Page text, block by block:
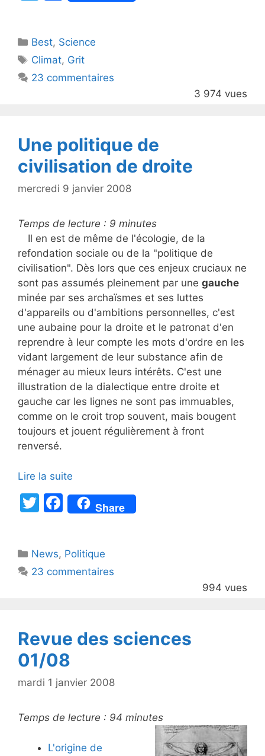
er
a
e
b
o
Catégories
Best, Science
Étiquettes
Climat, Grit
23 commentaires
3 974 vues
Une politique de
civilisation de droite
mercredi 9 janvier 2008
Temps de lecture : 9 minutes
Il en est de même de l'écologie, de la
refondation sociale ou de la "politique de
civilisation". Dès lors que ces enjeux cruciaux ne
sont pas assumés pleinement par une gauche
minée par ses archaïsmes et ses luttes
d'appareils ou d'ambitions personnelles, c'est
une aubaine pour la droite et le patronat d'en
reprendre à leur compte les mots d'ordre en les
vidant largement de leur substance afin de
ménager au mieux leurs intérêts. C'est une
illustration de la dialectique entre droite et
gauche car les lignes ne sont pas immuables,
comme on le croit trop souvent, mais bougent
toujours et jouent régulièrement à front
renversé.
Lire la suite
T
er
F
a
e
b
k
Share
Catégories
News, Politique
23 commentaires
994 vues
Revue des sciences
01/08
mardi 1 janvier 2008
Temps de lecture : 94 minutes
L'origine de